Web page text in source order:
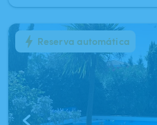
1/10Reserva automática